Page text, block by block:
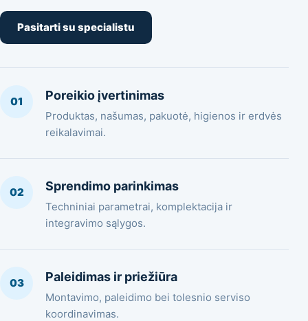
Pasitarti su specialistu
01 Poreikio įvertinimas
Produktas, našumas, pakuotė, higienos ir erdvės
reikalavimai.
02 Sprendimo parinkimas
Techniniai parametrai, komplektacija ir
integravimo sąlygos.
03 Paleidimas ir priežiūra
Montavimo, paleidimo bei tolesnio serviso
koordinavimas.